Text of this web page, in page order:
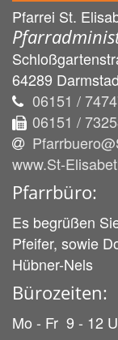
Pfarrei St.
64289
06151 /
06151 /
www.St-
Pfarrbüro:
Es begrüßen
Pfeifer, sowie
Hübner-Nels
Bürozeiten:
Mo - Fr 9 - 12